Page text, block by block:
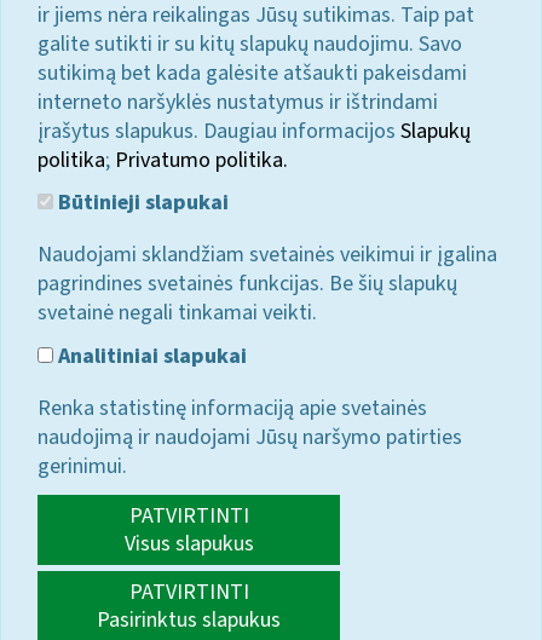
ir jiems nėra reikalingas Jūsų sutikimas. Taip pat
galite sutikti ir su kitų slapukų naudojimu. Savo
sutikimą bet kada galėsite atšaukti pakeisdami
interneto naršyklės nustatymus ir ištrindami
įrašytus slapukus. Daugiau informacijos Slapukų
politika; Privatumo politika.
Būtinieji slapukai
Naudojami sklandžiam svetainės veikimui ir įgalina
pagrindines svetainės funkcijas. Be šių slapukų
svetainė negali tinkamai veikti.
Analitiniai slapukai
Renka statistinę informaciją apie svetainės
naudojimą ir naudojami Jūsų naršymo patirties
gerinimui.
PATVIRTINTI
Visus slapukus
PATVIRTINTI
Pasirinktus slapukus